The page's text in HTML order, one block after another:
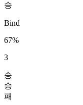
승
Bind
67%
3
승
승
패